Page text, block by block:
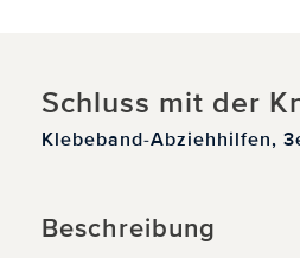
Schluss mit der
Klebeband-Abziehhilfen,
Beschreibung